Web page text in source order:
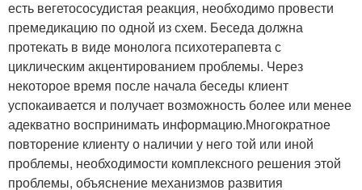
есть вегетососудистая реакция, необходимо провести
премедикацию по одной из схем. Беседа должна
протекать в виде монолога психотерапевта с
циклическим акцентированием проблемы. Через
некоторое время после начала беседы клиент
успокаивается и получает возможность более или менее
адекватно воспринимать информацию.Многократное
повторение клиенту о наличии у него той или иной
проблемы, необходимости комплексного решения этой
проблемы, объяснение механизмов развития